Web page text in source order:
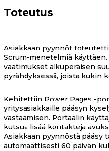
Toteutus
Asiakkaan pyynnöt
Scrum-menetelmiä
vaatimukset alkuperäisen
pyrähdyksessä, joista kukin
Kehitettiin Power Pages -
yritysasiakkaille pääsyn
vastaamisen. Portaalin
kutsua lisää kontakteja
Asiakkaan pyynnöstä pääsy
automaattisesti 60 päivän